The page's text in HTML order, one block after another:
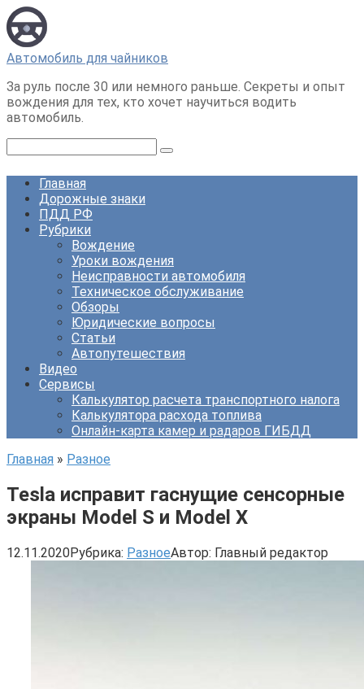
Перейти
к
контенту
Автомобиль для чайников
За руль после 30 или немного раньше. Секреты и опыт
вождения для тех, кто хочет научиться водить
автомобиль.
Главная
Дорожные знаки
ПДД РФ
Рубрики
Вождение
Уроки вождения
Неисправности автомобиля
Техническое обслуживание
Обзоры
Юридические вопросы
Статьи
Автопутешествия
Видео
Сервисы
Калькулятор расчета транспортного налога
Калькулятора расхода топлива
Онлайн-карта камер и радаров ГИБДД
Главная » Разное
Tesla исправит гаснущие сенсорные
экраны Model S и Model X
12.11.2020Рубрика: РазноеАвтор: Главный редактор